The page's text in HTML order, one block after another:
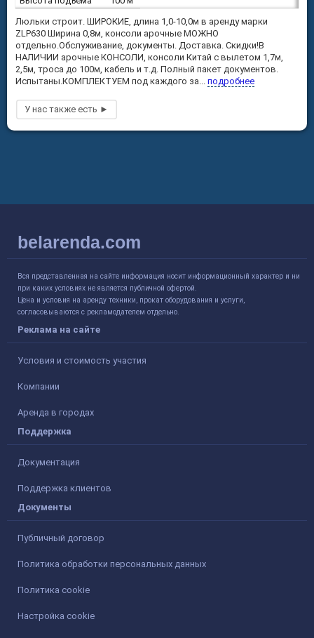
Люльки строит. ШИРОКИЕ, длина 1,0-10,0м в аренду марки
ZLP630 Ширина 0,8м, консоли арочные МОЖНО
отдельно.Обслуживание, документы. Доставка. Скидки!В
НАЛИЧИИ арочные КОНСОЛИ, консоли Китай с вылетом 1,7м,
2,5м, троса до 100м, кабель и т.д. Полный пакет документов.
Испытаны.КОМПЛЕКТУЕМ под каждого за... подробнее
belarenda.com
Вся представленная на сайте информация носит информационный характер и ни
при каких условиях не является публичной офертой.
Цена и условия на аренду техники, прокат оборудования и услуги,
согласовываются с рекламодателем отдельно.
Реклама на сайте
Условия и стоимость участия
Компании
Аренда в городах
Поддержка
Документация
Поддержка клиентов
Документы
Публичный договор
Политика обработки персональных данных
Политика cookie
Настройка cookie